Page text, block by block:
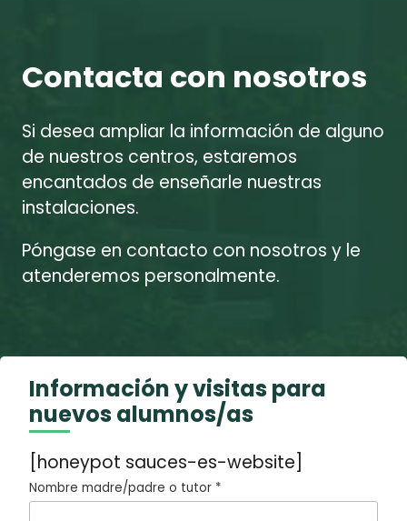
Contacta con nosotros
Si desea ampliar la información de alguno
de nuestros centros, estaremos
encantados de enseñarle nuestras
instalaciones.
Póngase en contacto con nosotros y le
atenderemos personalmente.
Información y visitas para
nuevos alumnos/as
[honeypot sauces-es-website]
Nombre madre/padre o tutor *